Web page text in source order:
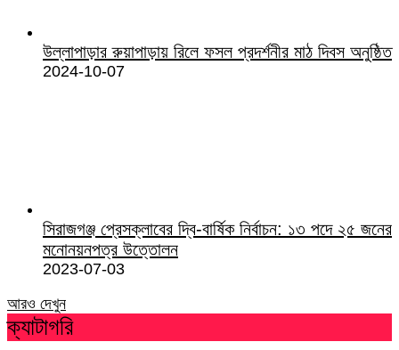
উল্লাপাড়ার রুয়াপাড়ায় রিলে ফসল প্রদর্শনীর মাঠ দিবস অনুষ্ঠিত
2024-10-07
সিরাজগঞ্জ প্রেসক্লাবের দ্বি-বার্ষিক নির্বাচন: ১৩ পদে ২৫ জনের
মনোনয়নপত্র উত্তোলন
2023-07-03
আরও দেখুন
ক্যাটাগরি